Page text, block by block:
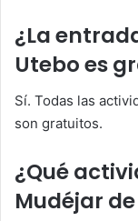
¿La
Utebo es
Sí. Todas las
son gratuitos.
¿Qué
Mudéjar